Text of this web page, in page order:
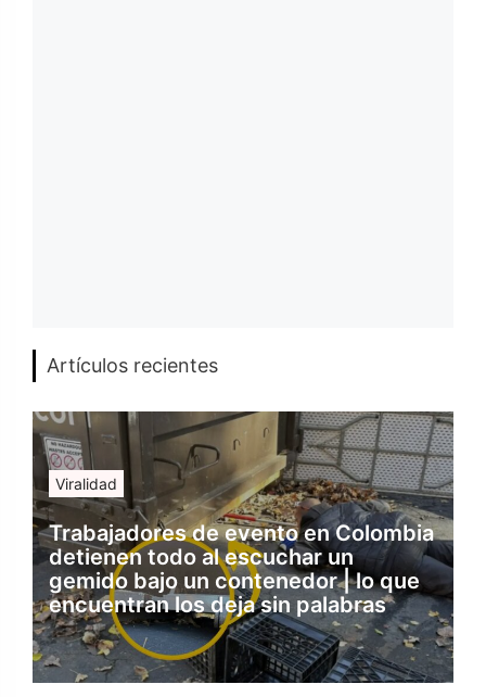
Artículos recientes
Viralidad
Trabajadores de evento en Colombia
detienen todo al escuchar un
gemido bajo un contenedor | lo que
encuentran los deja sin palabras